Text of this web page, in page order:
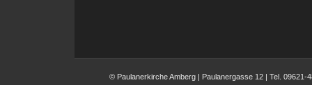
© Paulanerkirche Amberg | Paulanergasse 12 | Tel.